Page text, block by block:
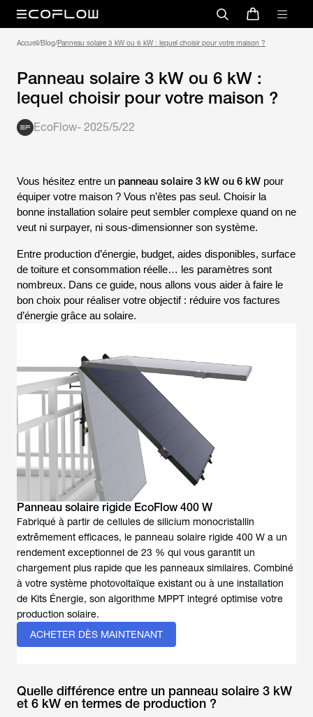
Accueil/Blog/Panneau solaire 3 kW ou 6 kW : lequel choisir pour votre maison ?
Panneau solaire 3 kW ou 6 kW :
lequel choisir pour votre maison ?
EcoFlow- 2025/5/22
Vous hésitez entre un panneau solaire 3 kW ou 6 kW pour
équiper votre maison ? Vous n’êtes pas seul. Choisir la
bonne installation solaire peut sembler complexe quand on ne
veut ni surpayer, ni sous-dimensionner son système.
Entre production d’énergie, budget, aides disponibles, surface
de toiture et consommation réelle… les paramètres sont
nombreux. Dans ce guide, nous allons vous aider à faire le
bon choix pour réaliser votre objectif : réduire vos factures
d’énergie grâce au solaire.
Panneau solaire rigide EcoFlow 400 W
Fabriqué à partir de cellules de silicium monocristallin
extrêmement efficaces, le panneau solaire rigide 400 W a un
rendement exceptionnel de 23 % qui vous garantit un
chargement plus rapide que les panneaux similaires. Combiné
à votre système photovoltaïque existant ou à une installation
de Kits Énergie, son algorithme MPPT integré optimise votre
production solaire.
ACHETER DÈS MAINTENANT
Quelle différence entre un panneau solaire 3 kW
et 6 kW en termes de production ?